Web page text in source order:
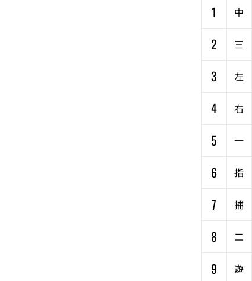
1 中
2
三
3
左
4
右
5
一
6
指
7
捕
8
二
9
遊